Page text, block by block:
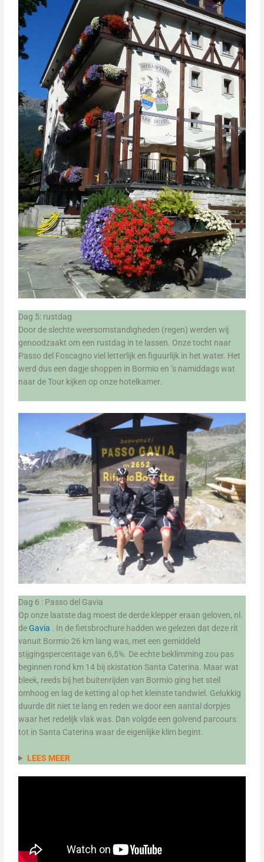
Dag 5: rustdag
Door de slechte weersomstandigheden (regen) werden wij
genoodzaakt om een rustdag in te lassen. Onze tocht naar
Passo del Foscagno viel letterlijk en figuurlijk in het water. Het
werd dus een dagje shoppen in Bormio en ’s namiddags wat
naar de Tour kijken op onze hotelkamer.​
Dag 6 : Passo del Gavia
Op onze laatste dag moest de derde klepper eraan geloven, nl.
deGavia . In de fietsbrochure hadden we gelezen dat deze rit
vanuit Bormio 26 km lang was, met een gemiddeld
stijgingspercentage van 6,5%. De echte beklimming zou pas
beginnen rond km 14 bij skistation Santa Caterina. Maar wat
bleek, reeds bij het buitenrijden van Bormio ging het steil
omhoog en lag de ketting al op het kleinste tandwiel. Gelukkig
duurde dit niet te lang en reden we door een aantal dorpjes
waar het redelijk vlak was. Dan volgde een golvend parcours
tot in Santa Caterina waar de eigenlijke klim begint.
LEES MEER